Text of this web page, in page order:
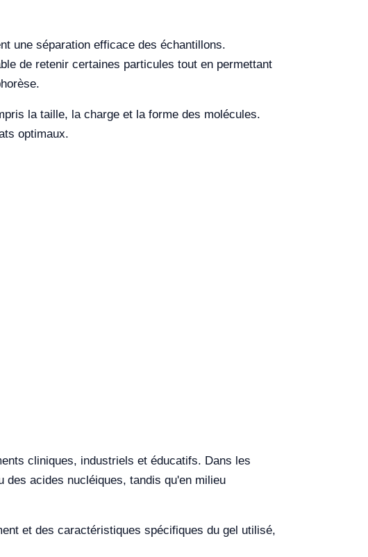
une séparation efficace des échantillons.
de retenir certaines particules tout en permettant
la taille, la charge et la forme des molécules.
optimaux.
cliniques, industriels et éducatifs. Dans les
acides nucléiques, tandis qu'en milieu
et des caractéristiques spécifiques du gel utilisé,